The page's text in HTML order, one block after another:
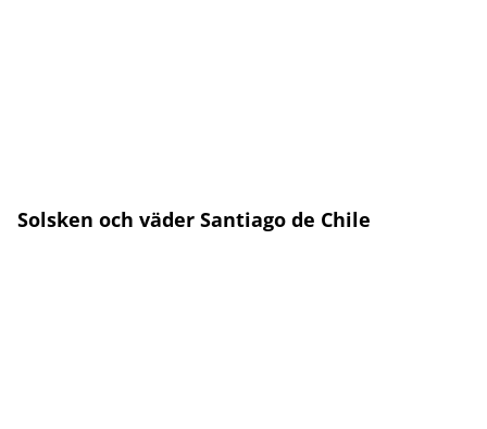
Solsken och väder Santiago de Chile